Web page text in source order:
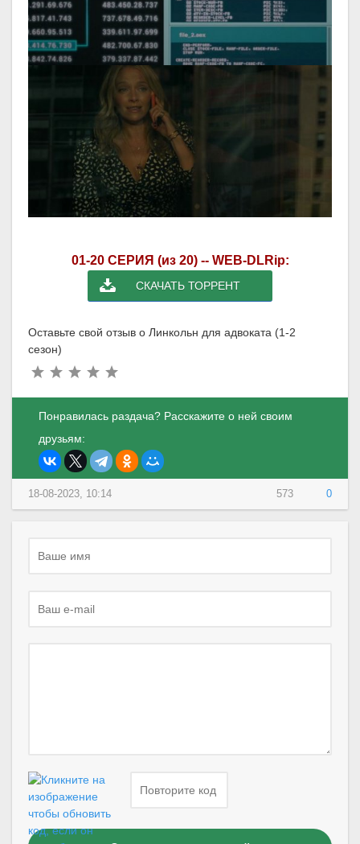
01-20 СЕРИЯ (из 20) -- WEB-DLRip:
СКАЧАТЬ ТОРРЕНТ
Оставьте свой отзыв о Линкольн для адвоката (1-2
сезон)
Понравилась раздача? Расскажите о ней своим
друзьям:
573 0
18-08-2023, 10:14